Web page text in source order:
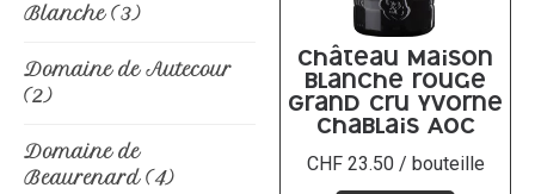
Blanche (3)
Domaine de Autecour
(2)
Domaine de
Beaurenard (4)
Château Maison
Blanche rouge
Grand Cru Yvorne
Chablais AOC
CHF23.50 / bouteille